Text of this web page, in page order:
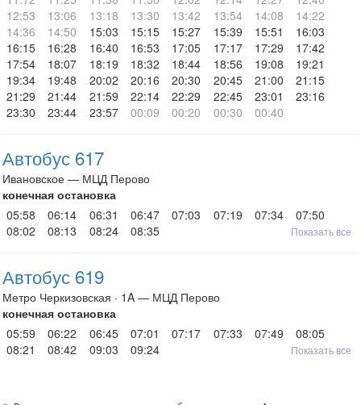
12:53
13:06 13:18 13:30 13:42 13:54 14:08
14:22
14:36
14:50 15:03 15:15 15:27 15:39 15:51
16:03
16:15
16:28 16:40 16:53 17:05 17:17 17:29
17:42
17:54
18:07 18:19 18:32 18:44 18:56 19:08
19:21
19:34
19:48 20:02 20:16 20:30 20:45 21:00
21:15
21:29
21:44 21:59 22:14 22:29 22:45 23:01
23:16
23:30
23:44 23:57 00:09 00:20 00:30 00:40
Автобус 617
Ивановское — МЦД Перово
конечная остановка
05:58
06:14 06:31 06:47 07:03 07:19 07:34
07:50
08:02
08:13 08:24 08:35 Показать все
Автобус 619
Метро Черкизовская · 1A — МЦД Перово
конечная остановка
05:59
06:22 06:45 07:01 07:17 07:33 07:49
08:05
08:21
08:42 09:03 09:24 Показать все